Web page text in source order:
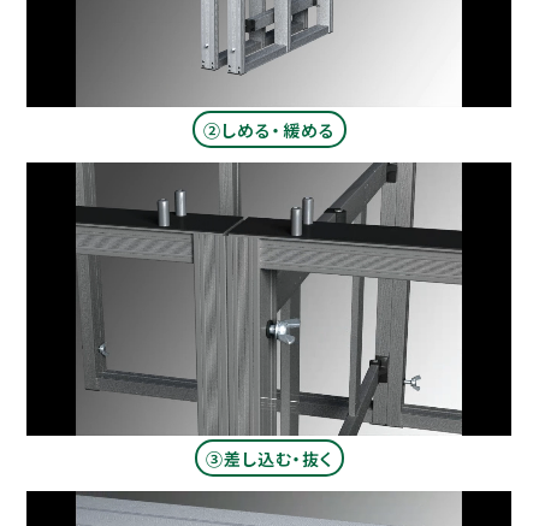
②しめる・緩める​
③差し込む・抜く​